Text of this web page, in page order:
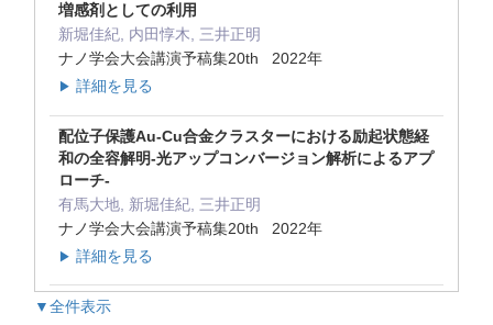
増感剤としての利用
新堀佳紀, 内田惇木, 三井正明
ナノ学会大会講演予稿集20th 2022年
▶ 詳細を見る
配位子保護Au-Cu合金クラスターにおける励起状態経
和の全容解明-光アップコンバージョン解析によるアプ
ローチ-
有馬大地, 新堀佳紀, 三井正明
ナノ学会大会講演予稿集20th 2022年
▶ 詳細を見る
▼全件表示